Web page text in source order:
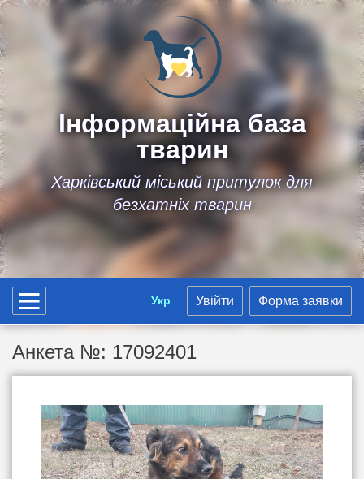
Інформаційна база
тварин
Харківський міський притулок для
безхатніх тварин
Укр Увійти Форма заявки
Анкета №: 17092401